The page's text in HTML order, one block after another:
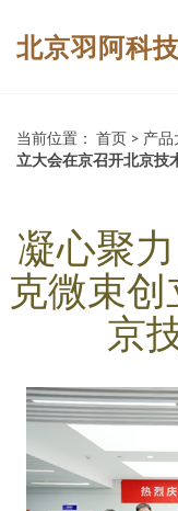
北京羽阿科
当前位置： 首页 > 产品
立大会在京召开北京技
凝心聚
克微束
京